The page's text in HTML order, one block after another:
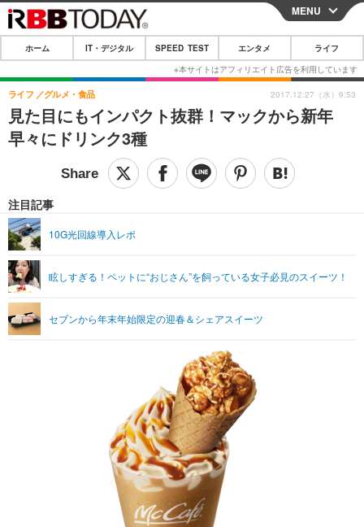
CLOSE
ホーム
IT・デジタル
IT・デジタルTOP スマートフォン
ショッピング その他
SPEED TEST
エンタメTOP 映画・ドラマ
グラビア ブログ
ショッピング その他
ライフTOP
リリース一覧
プッシュ通知の停止方法
MENU
ホーム IT・デジタル SPEED TEST エンタメ ライフ
見た目にもインパクト抜群！マックから新年
早々にドリンク3種
ライフ グルメ・食品
注目記事
10G光回線導入レポ
眩しすぎる！ペットに“おじさん”を飼っている女子必見のスイーツ！
セブンから年末年始限定の迎春＆シェアスイーツ
2017.12.27（水）9:53